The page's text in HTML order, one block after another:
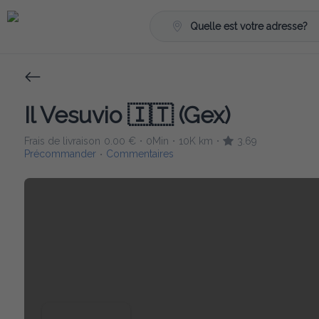
Quelle est votre adresse?
Il Vesuvio 🇮🇹 (Gex)
Frais de livraison 0.00 € • 0Min • 10K km •
3.69
Précommander • Commentaires